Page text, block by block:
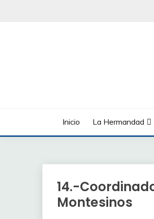
Inicio La Hermandad
14.-
Montesinos